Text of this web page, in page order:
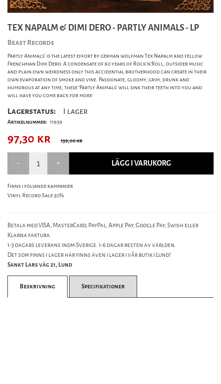
TEX NAPALM & DIMI DERO - PARTLY ANIMALS - LP
Beast Records
Partly Animals’ is the latest effort by german wolfman Tex Napalm and fellow
Frenchman Dimi Dero. A condensate of 60 years of Rock’n’Roll, outsider music
and plain own weirdness only this accidential brotherhood can create in their
own evaporation of smoke and vine. Passionate, gloomy, grim, drunk and
humorous at any time, these ‘Partly Animals’ will sink their teeth into you and
will have you come back for more
Lagerstatus: I lager
Artikelnummer: 11939
97,30 kr 139,00 kr
LÄGG I VARUKORG
Finns i följande kampanjer
Vinyl Record Sale 30%
Betala med VISA, MasterCard, PayPal, Apple Pay, Google Pay, Swish eller
Klarna faktura.
1-3 dagars leverans inom Sverige. 1-6 dagar resten av världen.
Det som finns i lager här finns även i lager i vår butik i Lund!
Sankt Lars väg 21, Lund
Beskrivning Specifikationer